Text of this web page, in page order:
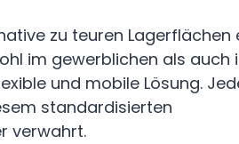
zu teuren Lagerflächen
im gewerblichen als auch
und mobile Lösung.
standardisierten
verwahrt.